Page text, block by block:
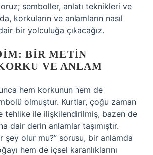
semboller, anlatı teknikleri ve
korkuların ve anlamların nasıl
bir yolculuğa çıkacağız.
BIR METIN
VE ANLAM
hem korkunun hem de
olmuştur. Kurtlar, çoğu zaman
tehlike ile ilişkilendirilmiş, bazen de
dair derin anlamlar taşımıştır.
şey olur mu?” sorusu, bir anlamda
hem de içsel karanlıklarını